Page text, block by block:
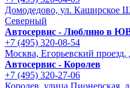
Домодедово, ул. Каширское
Северный
Автосервис - Люблино в
+7 (495) 320-08-54
Москва, Егорьевский проезд,
Автосервис - Королев
+7 (495) 320-27-06
Королев, улица Пионерская,